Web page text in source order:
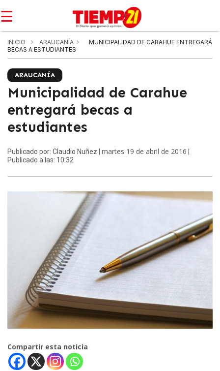
☰
INICIO ARAUCANÍA
MUNICIPALIDAD DE CARAHUE ENTREGARÁ
BECAS A ESTUDIANTES
ARAUCANÍA
Municipalidad de Carahue
entregará becas a
estudiantes
Publicado por: Claudio Nuñez | martes 19 de abril de 2016
Publicado a las: 10:32
Compartir esta noticia